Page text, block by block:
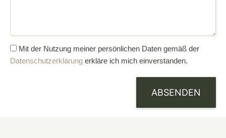
Mit der Nutzung meiner persönlichen Daten gemäß der
Datenschutzerklärung erkläre ich mich einverstanden.
ABSENDEN